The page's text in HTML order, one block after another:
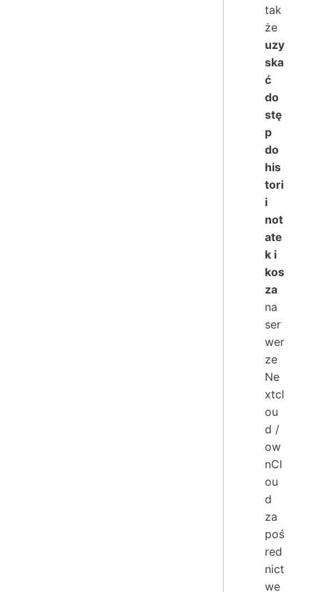
tak
że
uzy
ska
ć
do
stę
p
do
his
tori
i
not
ate
k i
kos
za
na
ser
wer
ze
Ne
xtcl
ou
d /
ow
nCl
ou
d
za
poś
red
nict
we